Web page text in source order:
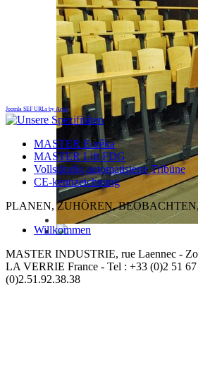
Joomla SEF URLs by Artio
MASTER Eurêka
MASTER Lift FDG
Vollständig automatisierte Tribüne
CE-kennzeichnung
PLANEN, ZUHÖREN, BEOBACHTEN,
Willkommen
MASTER INDUSTRIE, rue Laennec -
LA VERRIE France - Теl : +33 (0)2 51
(0)2.51.92.38.38